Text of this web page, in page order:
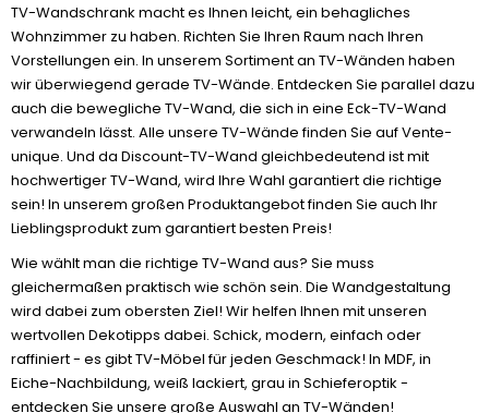
TV-Wandschrank macht es Ihnen leicht, ein behagliches
Wohnzimmer zu haben. Richten Sie Ihren Raum nach Ihren
Vorstellungen ein. In unserem Sortiment an TV-Wänden haben
wir überwiegend gerade TV-Wände. Entdecken Sie parallel dazu
auch die bewegliche TV-Wand, die sich in eine Eck-TV-Wand
verwandeln lässt. Alle unsere TV-Wände finden Sie auf Vente-
unique. Und da Discount-TV-Wand gleichbedeutend ist mit
hochwertiger TV-Wand, wird Ihre Wahl garantiert die richtige
sein! In unserem großen Produktangebot finden Sie auch Ihr
Lieblingsprodukt zum garantiert besten Preis!
Wie wählt man die richtige TV-Wand aus? Sie muss
gleichermaßen praktisch wie schön sein. Die Wandgestaltung
wird dabei zum obersten Ziel! Wir helfen Ihnen mit unseren
wertvollen Dekotipps dabei. Schick, modern, einfach oder
raffiniert - es gibt TV-Möbel für jeden Geschmack! In MDF, in
Eiche-Nachbildung, weiß lackiert, grau in Schieferoptik -
entdecken Sie unsere große Auswahl an TV-Wänden!